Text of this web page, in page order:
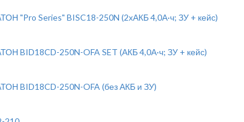
"Pro Series" BISC18-250N (2хАКБ 4,0А·ч; ЗУ + кейс)
BID18CD-250N-OFA SET (АКБ 4,0А·ч; ЗУ + кейс)
BID18CD-250N-OFA (без АКБ и ЗУ)